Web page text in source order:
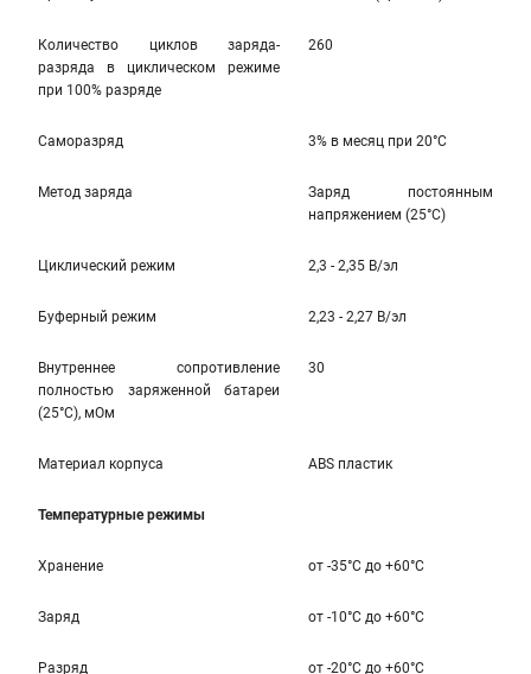
Количество циклов заряда-
разряда в циклическом режиме
при 100% разряде
260
Саморазряд 3% в месяц при 20°С
Метод заряда
Заряд постоянным
напряжением (25°С)
Циклический режим 2,3 - 2,35 В/эл
Буферный режим 2,23 - 2,27 В/эл
Внутреннее сопротивление
полностью заряженной батареи
(25°С), мОм
30
Материал корпуса ABS пластик
Температурные режимы
Хранение от -35°С до +60°С
Заряд от -10°С до +60°С
Разряд от -20°C до +60°C